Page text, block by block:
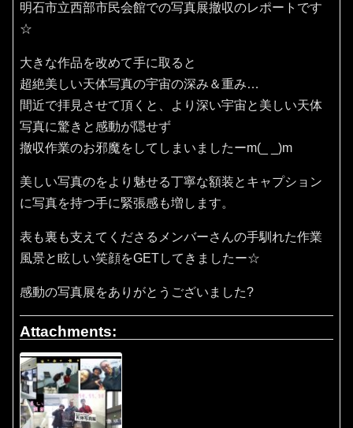
明石市立西部市民会館での写真展撤収のレポートです
☆
大きな作品を改めて手に取ると
超絶美しい天体写真の宇宙の深み＆重み…
間近で拝見させて頂くと、より深い宇宙と美しい天体
写真に驚きと感動が隠せず
撤収作業のお邪魔をしてしまいましたーm(_ _)m
美しい写真のをより魅せる丁寧な額装とキャプション
に写真を持つ手に緊張感も増します。
表も裏も支えてくださるメンバーさんの手馴れた作業
風景と眩しい笑顔をGETしてきましたー☆
感動の写真展をありがとうございました?
Attachments: